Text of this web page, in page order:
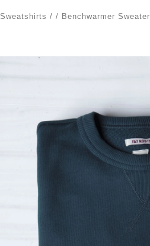
Sweatshirts / / Benchwarmer Sweater